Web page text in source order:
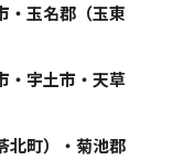
・玉名郡（玉東
・宇土市・天草
北町）・菊池郡